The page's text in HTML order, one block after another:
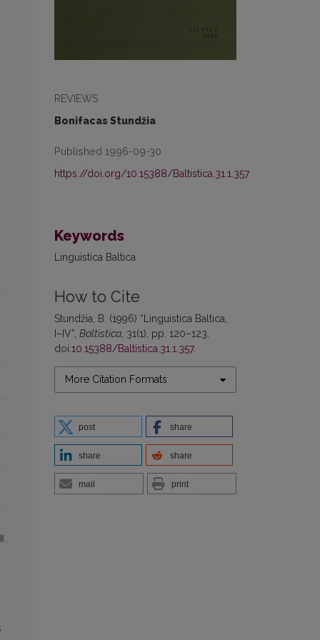
REVIEWS
Bonifacas Stundžia
Published 1996-09-30
https://doi.org/10.15388/Baltistica.31.1.357
Keywords
Linguistica Baltica
How to Cite
Stundžia, B. (1996) “Linguistica Baltica,
I–IV”, Baltistica, 31(1), pp. 120–123.
doi:10.15388/Baltistica.31.1.357.
More Citation Formats
post share
share share
mail print